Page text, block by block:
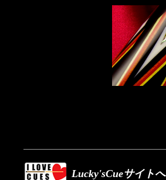
Lucky'sCueサイトへ